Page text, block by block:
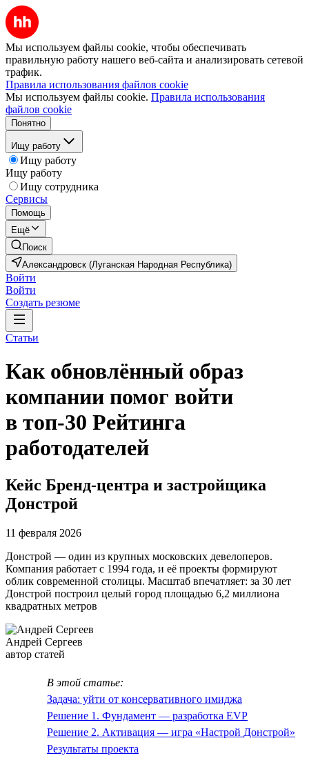
Мы используем файлы cookie, чтобы обеспечивать
правильную работу нашего веб-сайта и анализировать сетевой
трафик.
Правила использования файлов cookie
Мы используем файлы cookie. Правила использования
файлов cookie
Понятно
Ищу работу
Ищу работу
Ищу работу
Ищу сотрудника
Сервисы
Помощь
Ещё
Поиск
Александровск (Луганская Народная Республика)
Войти
Войти
Создать резюме
Статьи
Как обновлённый образ
компании помог войти
в топ-30 Рейтинга
работодателей
Кейс Бренд-центра и застройщика
Донстрой
11 февраля 2026
Донстрой — один из крупных московских девелоперов.
Компания работает с 1994 года, и её проекты формируют
облик современной столицы. Масштаб впечатляет: за 30 лет
Донстрой построил целый город площадью 6,2 миллиона
квадратных метров
Андрей Сергеев
автор статей
В этой статье:
Задача: уйти от консервативного имиджа
Решение 1. Фундамент — разработка EVP
Решение 2. Активация — игра «Настрой Донстрой»
Результаты проекта